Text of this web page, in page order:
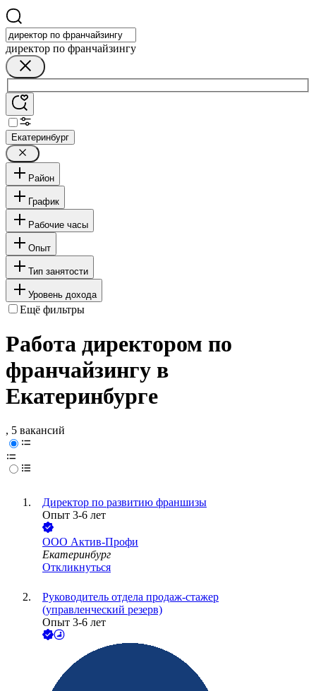
директор по франчайзингу
Екатеринбург
Район
График
Рабочие часы
Опыт
Тип занятости
Уровень дохода
Ещё фильтры
Работа директором по
франчайзингу в
Екатеринбурге
, 5 вакансий
Директор по развитию франшизы
Опыт 3-6 лет
ООО Актив-Профи
Екатеринбург
Откликнуться
Руководитель отдела продаж-стажер
(управленческий резерв)
Опыт 3-6 лет